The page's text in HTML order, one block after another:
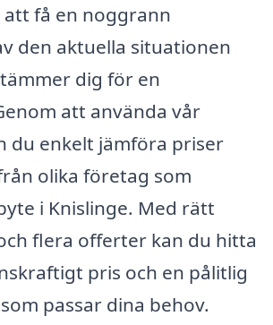
få en noggrann
den aktuella situationen
dig för en
att använda vår
du enkelt jämföra priser
olika företag som
i Knislinge. Med rätt
flera offerter kan du hitta
pris och en pålitlig
passar dina behov.